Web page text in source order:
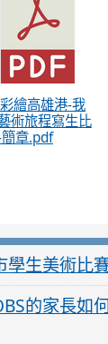
繪高雄港-我
術旅程寫生比
章.pdf
學生美術比
的家長如